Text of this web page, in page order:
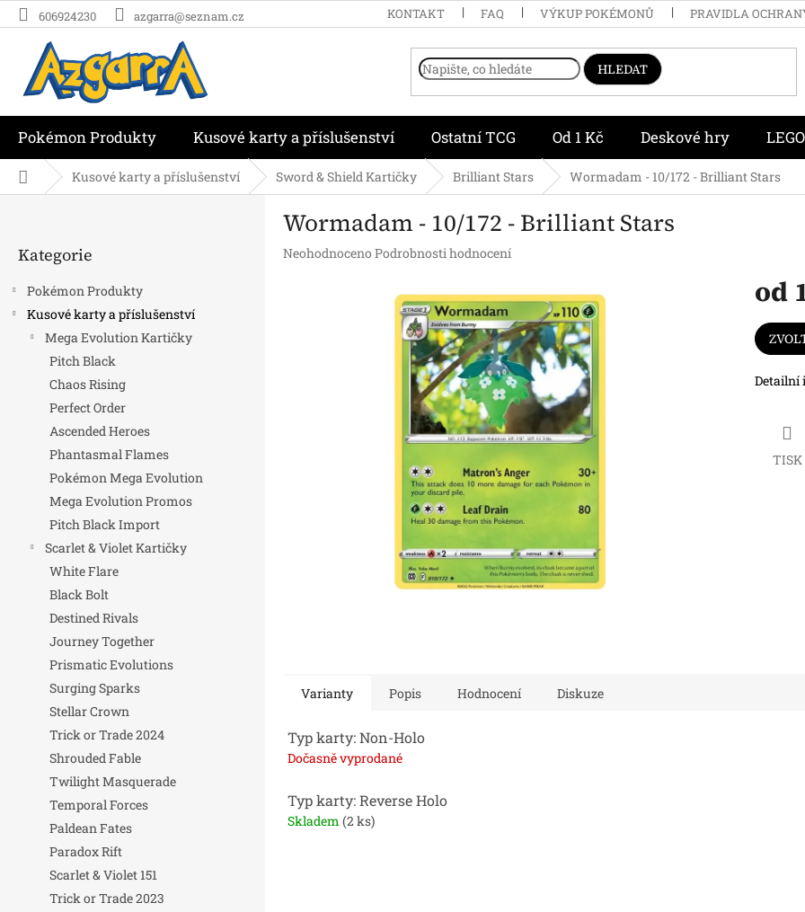
Přejít
na
606924230 azgarra@seznam.cz KONTAKT FAQ VÝKUP POKÉMONŮ PRAVIDLA
HLEDAT
Pokémon Produkty Kusové karty a příslušenství Ostatní TCG Od 1 Kč Deskové hry
Domů Kusové karty a příslušenství Sword & Shield Kartičky Brilliant Stars Wormadam - 10/172 - Brilliant Stars
kategorie
Kategorie
Pokémon Produkty
Kusové karty a příslušenství
Mega Evolution Kartičky
Pitch Black
Chaos Rising
Perfect Order
Ascended Heroes
Phantasmal Flames
Pokémon Mega Evolution
Mega Evolution Promos
Pitch Black Import
Scarlet & Violet Kartičky
White Flare
Black Bolt
Destined Rivals
Journey Together
Prismatic Evolutions
Surging Sparks
Stellar Crown
Trick or Trade 2024
Shrouded Fable
Twilight Masquerade
Temporal Forces
Paldean Fates
Paradox Rift
Scarlet & Violet 151
Trick or Trade 2023
Wormadam - 10/172 - Brilliant Stars
Průměrné
Neohodnoceno Podrobnosti hodnocení
od
Měrná
cena:
Detailní
TISK
Varianty Popis Hodnocení Diskuze
Typ karty: Non-Holo
Dočasně vyprodané
Typ karty: Reverse Holo
Skladem (2 ks)